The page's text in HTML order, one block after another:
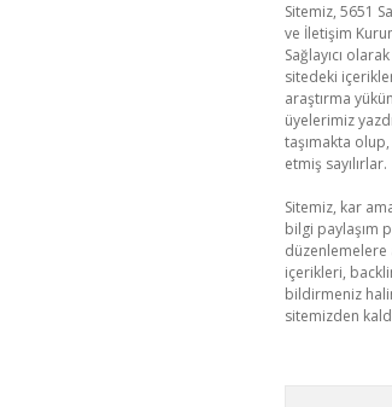
Sitemiz, 5651
ve İletişim
Sağlayıcı
sitedeki
araştırma
üyelerimiz
taşımakta
etmiş sayılırlar.
Sitemiz, kar
bilgi paylaşım
düzenlemelere
içerikleri,
bildirmeniz
sitemizden